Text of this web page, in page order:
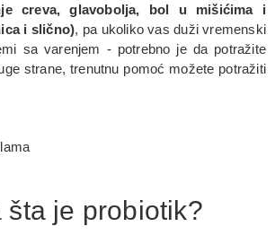
creva, glavobolja, bol u mišićima i
i slično), pa ukoliko vas duži vremenski
sa varenjem - potrebno je da potražite
strane, trenutnu pomoć možete potražiti
šta je probiotik?